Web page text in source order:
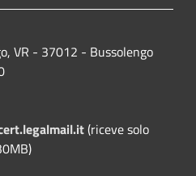
VR - 37012 - Bussolengo
(riceve solo